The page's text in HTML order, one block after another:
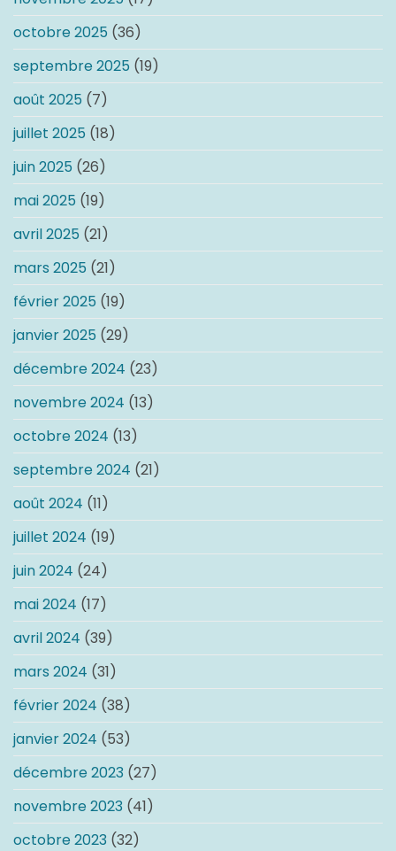
octobre 2025 (36)
septembre 2025 (19)
août 2025 (7)
juillet 2025 (18)
juin 2025 (26)
mai 2025 (19)
avril 2025 (21)
mars 2025 (21)
février 2025 (19)
janvier 2025 (29)
décembre 2024 (23)
novembre 2024 (13)
octobre 2024 (13)
septembre 2024 (21)
août 2024 (11)
juillet 2024 (19)
juin 2024 (24)
mai 2024 (17)
avril 2024 (39)
mars 2024 (31)
février 2024 (38)
janvier 2024 (53)
décembre 2023 (27)
novembre 2023 (41)
octobre 2023 (32)